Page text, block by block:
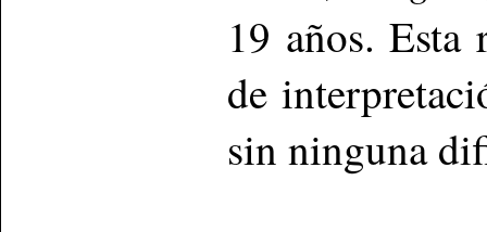
19 años.
de
sin ninguna